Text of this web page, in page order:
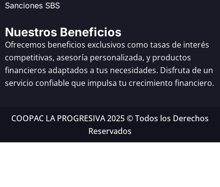
Sanciones SBS
Nuestros Beneficios
Ofrecemos beneficios exclusivos como tasas de interés
competitivas, asesoría personalizada, y productos
financieros adaptados a tus necesidades. Disfruta de un
servicio confiable que impulsa tu crecimiento financiero.
COOPAC LA PROGRESIVA 2025 © Todos los Derechos
Reservados